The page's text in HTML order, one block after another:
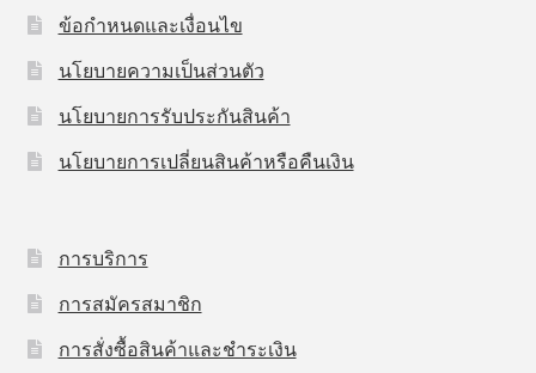
ข้อกำหนดและเงื่อนไข
นโยบายความเป็นส่วนตัว
นโยบายการรับประกันสินค้า
นโยบายการเปลี่ยนสินค้าหรือคืนเงิน
การบริการ
การสมัครสมาชิก
การสั่งซื้อสินค้าและชำระเงิน